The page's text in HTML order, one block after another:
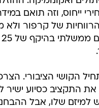
מול מחירי ייחוס,
של קרפור ולא
את התקציב כסיוע
שלו, אבל